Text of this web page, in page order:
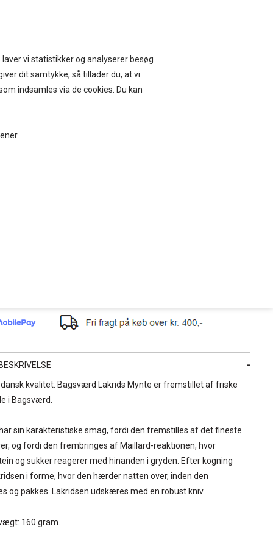
vi statistikker og analyserer besøg
dit samtykke, så tillader du, at vi
indsamles via de cookies. Du kan
dansk kvalitet. Bagsværd Lakrids Mynte er fremstillet af friske
i Bagsværd.
sin karakteristiske smag, fordi den fremstilles af det fineste
og fordi den frembringes af Maillard-reaktionen, hvor
og sukker reagerer med hinanden i gryden. Efter kogning
i forme, hvor den hærder natten over, inden den
og pakkes. Lakridsen udskæres med en robust kniv.
160 gram.